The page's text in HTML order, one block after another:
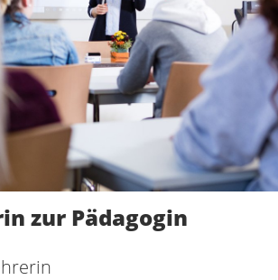
zur Pädagogin